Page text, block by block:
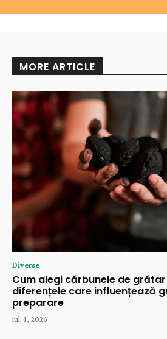
MORE ARTICLE
Diverse
Cum alegi cărbunele de
diferențele care influențează
preparare
iul. 1, 2026